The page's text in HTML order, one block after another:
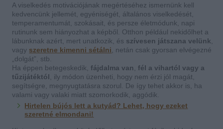
A viselkedés motivációjának megértéséhez ismernünk kell
kedvencünk jellemét, egyéniségét, általános viselkedését,
temperamentumát, szokásait, és persze életmódunk, napi
rutinunk sem hiányozhat a képből. Otthon például nekidőlhet a
lábunknak azért, mert unatkozik, és szívesen játszana velünk
vagy szeretne kimenni sétálni , netán csak gyorsan elvégezné
„dolgát”, stb.
Ha éppen betegeskedik,fájdalma van ,fél a vihartól vagy a
tűzijátéktól , ily módon üzenheti, hogy nem érzi jól magát,
segítségre, megnyugtatásra szorul. De így tehet akkor is, ha
valami vagy valaki miatt szomorkodik, aggódik.
Hirtelen bújós lett a kutyád? Lehet, hogy ezeket
szeretné elmondani!